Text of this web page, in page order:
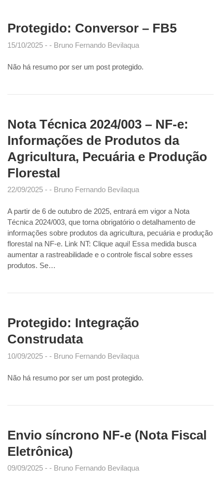
Protegido: Conversor – FB5
15/10/2025 Bruno Fernando Bevilaqua
Não há resumo por ser um post protegido.
Nota Técnica 2024/003 – NF-e:
Informações de Produtos da
Agricultura, Pecuária e Produção
Florestal
22/09/2025 Bruno Fernando Bevilaqua
A partir de 6 de outubro de 2025, entrará em vigor a Nota
Técnica 2024/003, que torna obrigatório o detalhamento de
informações sobre produtos da agricultura, pecuária e produção
florestal na NF-e. Link NT: Clique aqui! Essa medida busca
aumentar a rastreabilidade e o controle fiscal sobre esses
produtos. Se…
Protegido: Integração
Construdata
10/09/2025 Bruno Fernando Bevilaqua
Não há resumo por ser um post protegido.
Envio síncrono NF-e (Nota Fiscal
Eletrônica)
09/09/2025 Bruno Fernando Bevilaqua